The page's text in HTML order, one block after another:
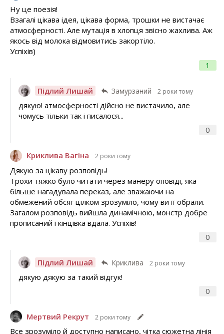
1
Ну це поезія!
Взагалі цікава ідея, цікава форма, трошки не вистачає
атмосферності. Але мутація в хлопця звісно жахлива. Аж
якось від молока відмовитись закортіло.
Успіхів)
Підлий Лишай Замурзаний 2 роки тому
0
дякую! атмосферності дійсно не вистачило, але
чомусь тільки так і писалося...
Криклива Вагіна 2 роки тому
0
Дякую за цікаву розповідь!
Трохи тяжко було читати через манеру оповіді, яка
більше нагадувала переказ, але зважаючи на
обмежений обсяг цілком зрозуміло, чому ви її обрали.
Загалом розповідь вийшла динамічною, монстр добре
прописаний і кінцівка вдала. Успіхів!
Підлий Лишай Криклива 2 роки тому
0
дякую дякую за такий відгук!
Мертвий Рекрут 2 роки тому
Все зрозуміло й доступно написано, чітка сюжетна лінія